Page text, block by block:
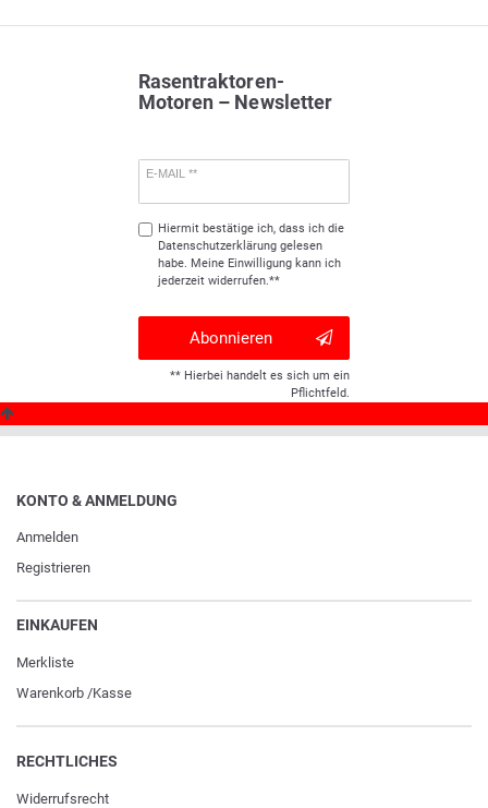
Rasentraktoren-
Motoren – Newsletter
E-MAIL **
Hiermit bestätige ich, dass ich die
Daten­schutz­erklärunggelesen
habe. Meine Einwilligung kann ich
jederzeit widerrufen.**
Abonnieren
** Hierbei handelt es sich um ein
Pflichtfeld.
KONTO & ANMELDUNG
Anmelden
Registrieren
EINKAUFEN
Merkliste
Warenkorb /Kasse
RECHTLICHES
Widerrufs­recht